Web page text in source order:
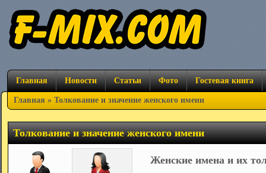
Главная Новости Статьи Фото Гостевая книга
Главная » Толкование и значение женского имени
Толкование и значение женского имени
Женские имена и их